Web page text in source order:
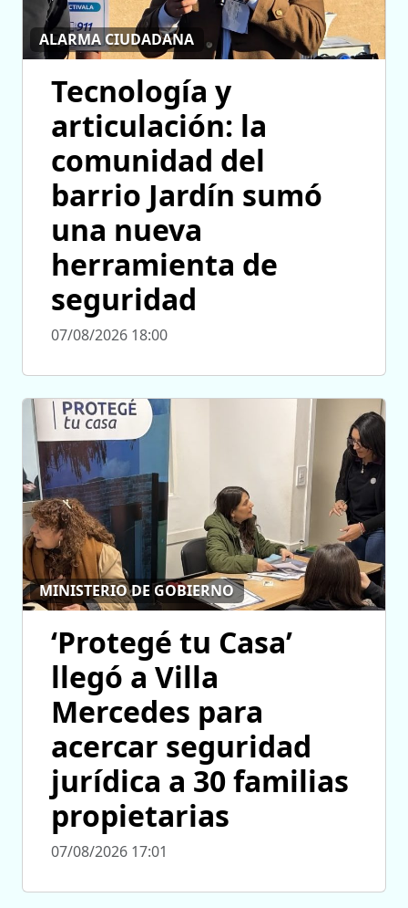
ALARMA CIUDADANA
Tecnología y
articulación: la
comunidad del
barrio Jardín sumó
una nueva
herramienta de
seguridad
07/08/2026 18:00
MINISTERIO DE GOBIERNO
‘Protegé tu Casa’
llegó a Villa
Mercedes para
acercar seguridad
jurídica a 30 familias
propietarias
07/08/2026 17:01